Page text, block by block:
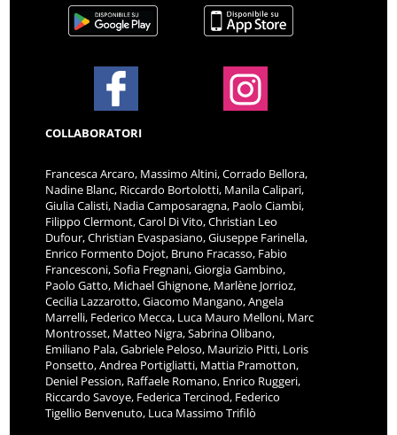
COLLABORATORI
Francesca Arcaro, Massimo Altini, Corrado Bellora,
Nadine Blanc, Riccardo Bortolotti, Manila Calipari,
Giulia Calisti, Nadia Camposaragna, Paolo Ciambi,
Filippo Clermont, Carol Di Vito, Christian Leo
Dufour, Christian Evaspasiano, Giuseppe Farinella,
Enrico Formento Dojot, Bruno Fracasso, Fabio
Francesconi, Sofia Fregnani, Giorgia Gambino,
Paolo Gatto, Michael Ghignone, Marlène Jorrioz,
Cecilia Lazzarotto, Giacomo Mangano, Angela
Marrelli, Federico Mecca, Luca Mauro Melloni, Marc
Montrosset, Matteo Nigra, Sabrina Olibano,
Emiliano Pala, Gabriele Peloso, Maurizio Pitti, Loris
Ponsetto, Andrea Portigliatti, Mattia Pramotton,
Deniel Pession, Raffaele Romano, Enrico Ruggeri,
Riccardo Savoye, Federica Tercinod, Federico
Tigellio Benvenuto, Luca Massimo Trifilò